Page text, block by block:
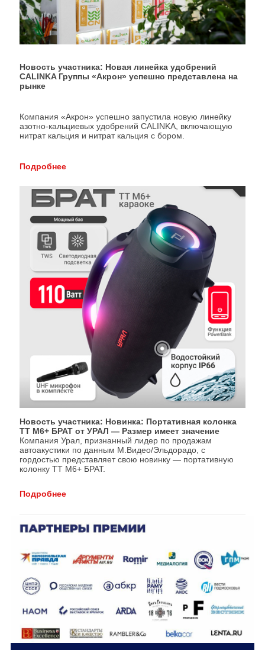
Новость участника: Новая линейка удобрений
CALINKA Группы «Акрон» успешно представлена на
рынке
Компания «Акрон» успешно запустила новую линейку
азотно-кальциевых удобрений CALINKA, включающую
нитрат кальция и нитрат кальция с бором.
Подробнее
Новость участника: Новинка: Портативная колонка
ТТ М6+ БРАТ от УРАЛ — Размер имеет значение
Компания Урал, признанный лидер по продажам
автоакустики по данным М.Видео/Эльдорадо, с
гордостью представляет свою новинку — портативную
колонку ТТ М6+ БРАТ.
Подробнее